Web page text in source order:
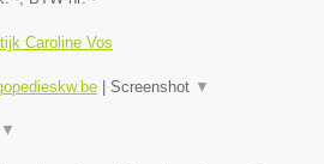
Caroline Vos
Screenshot ▼
▼